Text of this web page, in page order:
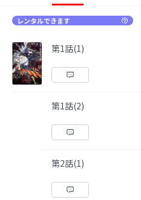
レンタルできます
第1話(1)
第1話(2)
第2話(1)